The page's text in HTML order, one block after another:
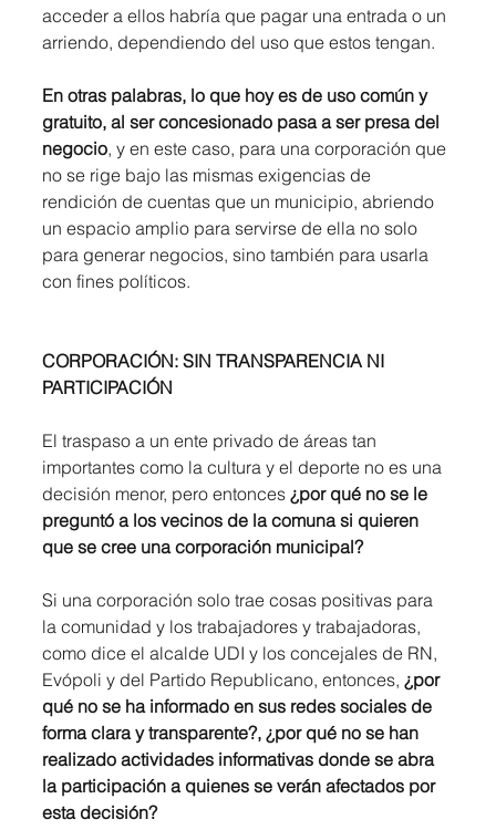
acceder a ellos habría que pagar una entrada o un
arriendo, dependiendo del uso que estos tengan.
En otras palabras, lo que hoy es de uso común y
gratuito, al ser concesionado pasa a ser presa del
negocio, y en este caso, para una corporación que
no se rige bajo las mismas exigencias de
rendición de cuentas que un municipio, abriendo
un espacio amplio para servirse de ella no solo
para generar negocios, sino también para usarla
con fines políticos.
CORPORACIÓN: SIN TRANSPARENCIA NI
PARTICIPACIÓN
El traspaso a un ente privado de áreas tan
importantes como la cultura y el deporte no es una
decisión menor, pero entonces ¿por qué no se le
preguntó a los vecinos de la comuna si quieren
que se cree una corporación municipal?
Si una corporación solo trae cosas positivas para
la comunidad y los trabajadores y trabajadoras,
como dice el alcalde UDI y los concejales de RN,
Evópoli y del Partido Republicano, entonces, ¿por
qué no se ha informado en sus redes sociales de
forma clara y transparente?, ¿por qué no se han
realizado actividades informativas donde se abra
la participación a quienes se verán afectados por
esta decisión?